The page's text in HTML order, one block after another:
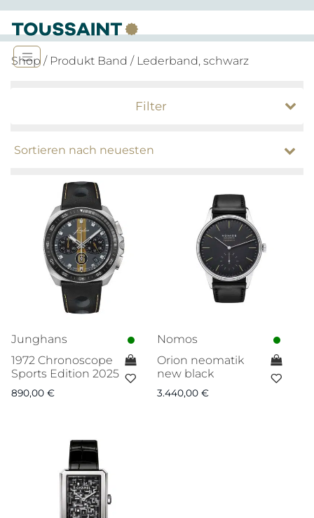
Shop / Produkt Band / Lederband, schwarz
Filter
Junghans
1972 Chronoscope
Sports Edition 2025
890,00 €
Nomos
Orion neomatik
new black
3.440,00 €